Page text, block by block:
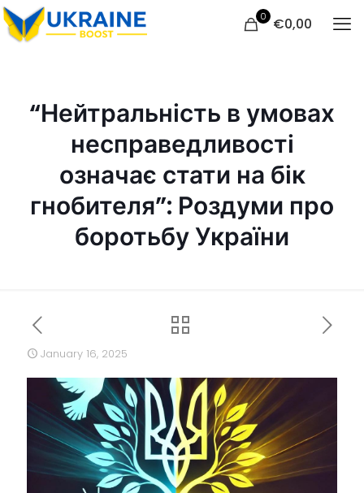
0 €0,00
“Нейтральність в умовах
несправедливості
означає стати на бік
гнобителя”: Роздуми про
боротьбу України
January 16, 2025